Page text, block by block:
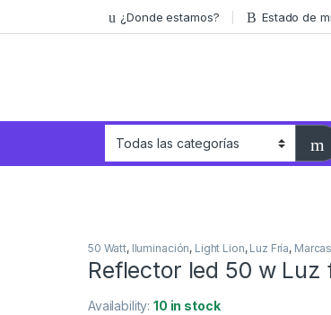
¿Donde estamos? Estado de
50 Watt, Iluminación, Light Lion, Luz Fría, Marcas
Reflector led 50 w Luz
Availability:10 in stock